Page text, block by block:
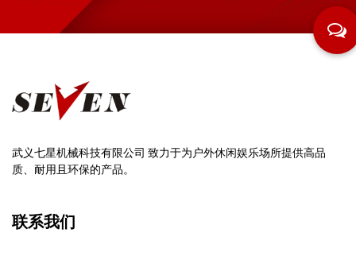
武义七星机械科技有限公司 致力于为户外休闲娱乐场所提供高品
质、耐用且环保的产品。
联系我们